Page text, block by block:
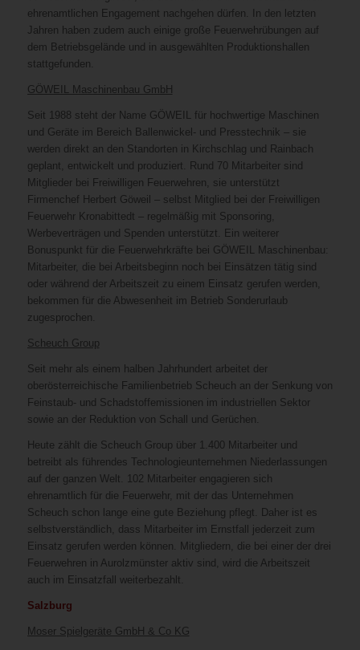
ehrenamtlichen Engagement nachgehen dürfen. In den letzten
Jahren haben zudem auch einige große Feuerwehrübungen auf
dem Betriebsgelände und in ausgewählten Produktionshallen
stattgefunden.
GÖWEIL Maschinenbau GmbH
Seit 1988 steht der Name GÖWEIL für hochwertige Maschinen
und Geräte im Bereich Ballenwickel- und Presstechnik – sie
werden direkt an den Standorten in Kirchschlag und Rainbach
geplant, entwickelt und produziert. Rund 70 Mitarbeiter sind
Mitglieder bei Freiwilligen Feuerwehren, sie unterstützt
Firmenchef Herbert Göweil – selbst Mitglied bei der Freiwilligen
Feuerwehr Kronabittedt – regelmäßig mit Sponsoring,
Werbeverträgen und Spenden unterstützt. Ein weiterer
Bonuspunkt für die Feuerwehrkräfte bei GÖWEIL Maschinenbau:
Mitarbeiter, die bei Arbeitsbeginn noch bei Einsätzen tätig sind
oder während der Arbeitszeit zu einem Einsatz gerufen werden,
bekommen für die Abwesenheit im Betrieb Sonderurlaub
zugesprochen.
Scheuch Group
Seit mehr als einem halben Jahrhundert arbeitet der
oberösterreichische Familienbetrieb Scheuch an der Senkung von
Feinstaub- und Schadstoffemissionen im industriellen Sektor
sowie an der Reduktion von Schall und Gerüchen.
Heute zählt die Scheuch Group über 1.400 Mitarbeiter und
betreibt als führendes Technologieunternehmen Niederlassungen
auf der ganzen Welt. 102 Mitarbeiter engagieren sich
ehrenamtlich für die Feuerwehr, mit der das Unternehmen
Scheuch schon lange eine gute Beziehung pflegt. Daher ist es
selbstverständlich, dass Mitarbeiter im Ernstfall jederzeit zum
Einsatz gerufen werden können. Mitgliedern, die bei einer der drei
Feuerwehren in Aurolzmünster aktiv sind, wird die Arbeitszeit
auch im Einsatzfall weiterbezahlt.
Salzburg
Moser Spielgeräte GmbH & Co KG